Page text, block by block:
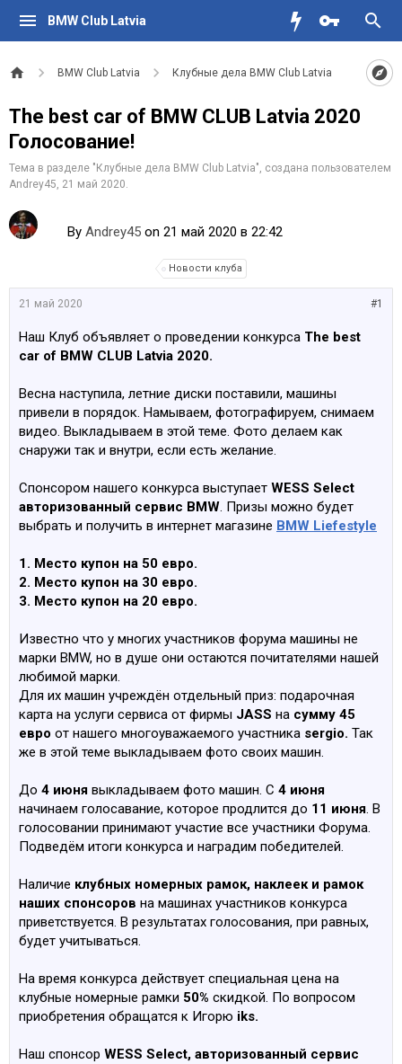
BMW Club Latvia
BMW Club Latvia Клубные дела BMW Club Latvia
The best car of BMW CLUB Latvia 2020
Голосование!
Тема в разделе " Клубные дела BMW Club Latvia", создана пользователем
Andrey45, 21 май 2020.
By Andrey45 on 21 май 2020 в 22:42
Новости клуба
#1
21 май 2020
Наш Клуб объявляет о проведении конкурса The best
car of BMW CLUB Latvia 2020.
Весна наступила, летние диски поставили, машины
привели в порядок. Намываем, фотографируем, снимаем
видео. Выкладываем в этой теме. Фото делаем как
снаружи так и внутри, если есть желание.
Спонсором нашего конкурса выступает WESS Select
авторизованный сервис BMW. Призы можно будет
выбрать и получить в интернет магазине BMW Liefestyle
1. Место купон на 50 евро.
2. Место купон на 30 евро.
3. Место купон на 20 евро.
Известно что у многих участников форума машины не
марки BMW, но в душе они остаются почитателями нашей
любимой марки.
Для их машин учреждён отдельный приз: подарочная
карта на услуги сервиса от фирмы JASS на сумму 45
евро от нашего многоуважаемого участника sergio. Так
же в этой теме выкладываем фото своих машин.
До 4 июня выкладываем фото машин. С 4 июня
начинаем голосавание, которое продлится до 11 июня. В
голосовании принимают участие все участники Форума.
Подведём итоги конкурса и наградим победителей.
Наличие клубных номерных рамок, наклеек и рамок
наших спонсоров на машинах участников конкурса
приветствуется. В результатах голосования, при равных,
будет учитываться.
На время конкурса действует специальная цена на
клубные номерные рамки 50% скидкой. По вопросом
приобретения обращатся к Игорю iks.
Наш спонсор WESS Select, авторизованный сервис